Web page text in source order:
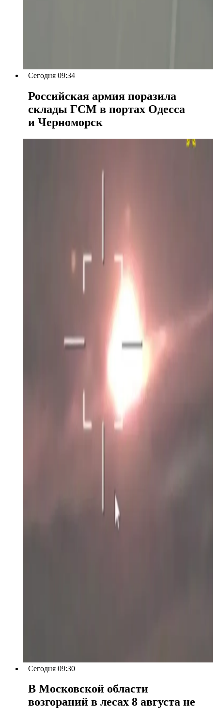
Сегодня 09:34
Российская армия поразила
склады ГСМ в портах Одесса
и Черноморск
Сегодня 09:30
В Московской области
возгораний в лесах 8 августа не